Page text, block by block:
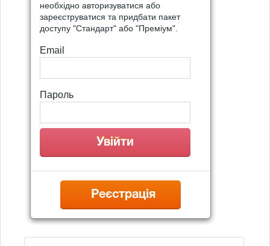
необхідно авторизуватися або
зареєструватися та придбати пакет
доступу "Стандарт" або "Преміум".
Email
Пароль
Реєстрація